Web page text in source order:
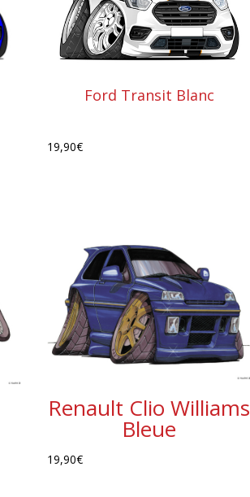
Ford Transit Blanc
19,90€
Renault Clio Williams
Bleue
19,90€